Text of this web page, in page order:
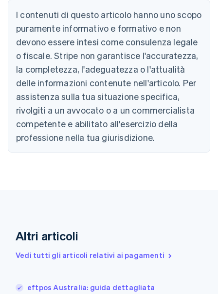
I contenuti di questo articolo hanno uno scopo
puramente informativo e formativo e non
devono essere intesi come consulenza legale
o fiscale. Stripe non garantisce l'accuratezza,
la completezza, l'adeguatezza o l'attualità
delle informazioni contenute nell'articolo. Per
assistenza sulla tua situazione specifica,
rivolgiti a un avvocato o a un commercialista
competente e abilitato all'esercizio della
professione nella tua giurisdizione.
Altri articoli
Vedi tutti gli articoli relativi ai pagamenti
eftpos Australia: guida dettagliata
Belgio
Nederlands FrançaisDeutschEnglish
Brasile
Português English
Bulgaria
English
Canada
EnglishFrançais
Cina continentale
简体中文
Cipro
English
Croazia
Danimarca
Francia
Germania
日本語English